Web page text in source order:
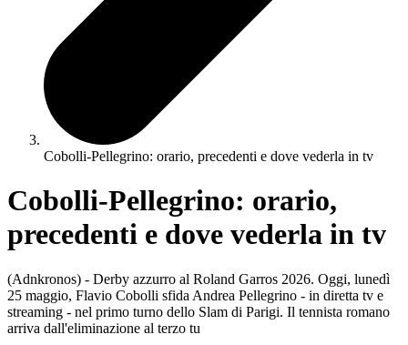
Cobolli-Pellegrino: orario, precedenti e dove vederla in tv
Cobolli-Pellegrino: orario,
precedenti e dove vederla in tv
(Adnkronos) - Derby azzurro al Roland Garros 2026. Oggi, lunedì
25 maggio, Flavio Cobolli sfida Andrea Pellegrino - in diretta tv e
streaming - nel primo turno dello Slam di Parigi. Il tennista romano
arriva dall'eliminazione al terzo tu